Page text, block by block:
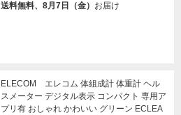
送料無料、8月7日（金） お届け
ELECOM エレコム 体組成計 体重計 ヘル
スメーター デジタル表示 コンパクト 専用ア
プリ有 おしゃれ かわいい グリーン ECLEA